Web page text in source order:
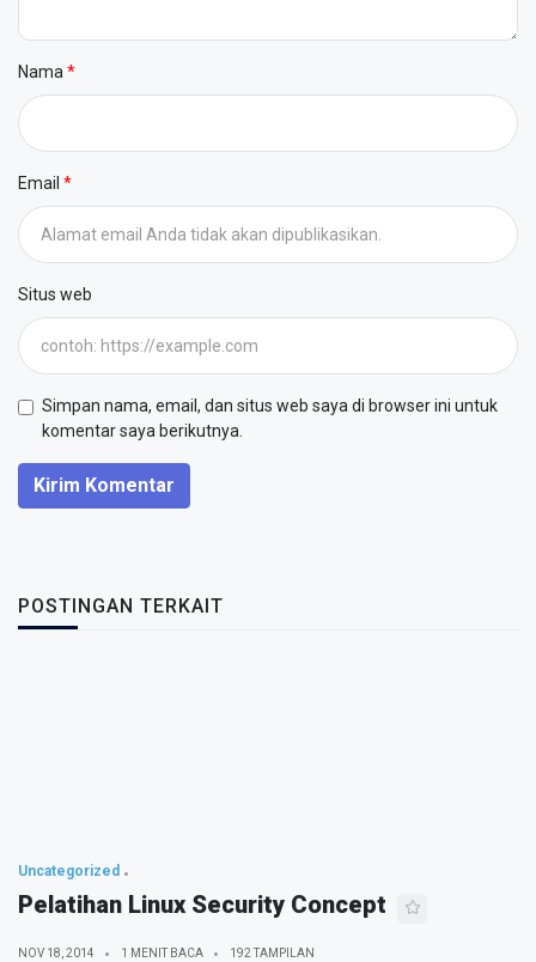
Nama
Email
Situs web
Simpan nama, email, dan situs web saya di browser ini untuk
komentar saya berikutnya.
Kirim Komentar
POSTINGAN TERKAIT
Uncategorized
Pelatihan Linux Security Concept
NOV 18, 2014 1 MENIT BACA 192 TAMPILAN